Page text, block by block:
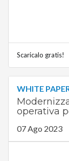
Scaricalo gratis!
WHITE
operativa
07 Ago 2023